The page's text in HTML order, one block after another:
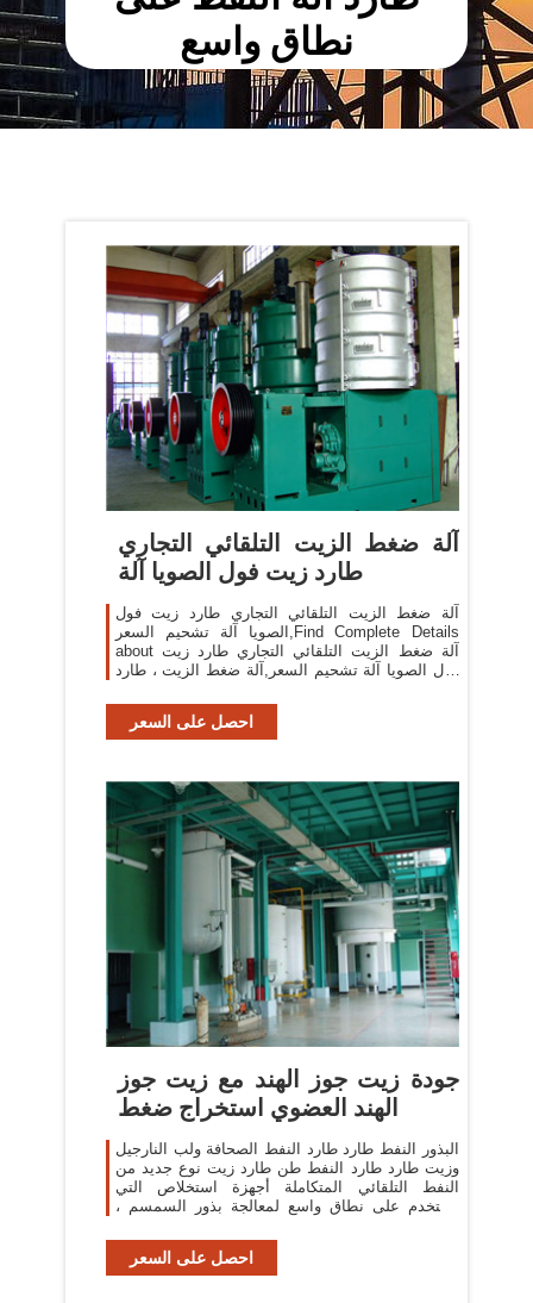
نطاق واسع
آلة ضغط الزيت التلقائي التجاري
طارد زيت فول الصويا آلة
آلة ضغط الزيت التلقائي التجاري طارد زيت فول
الصويا آلة تشحيم السعر,Find Complete Details
about آلة ضغط الزيت التلقائي التجاري طارد زيت
فول الصويا آلة تشحيم السعر,آلة ضغط الزيت ، طارد
Pressers Supplier
احصل على السعر
جودة زيت جوز الهند مع زيت جوز
الهند العضوي استخراج ضغط
البذور النفط طارد طارد النفط الصحافة ولب النارجيل
وزيت طارد طارد النفط طن طارد زيت نوع جديد من
النفط التلقائي المتكاملة أجهزة استخلاص التي
تستخدم على نطاق واسع لمعالجة بذور السمسم ،
احصل على السعر